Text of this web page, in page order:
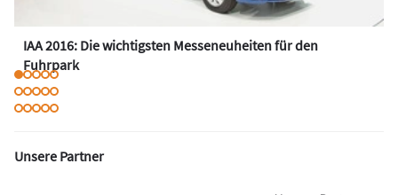
IAA 2016: Die wichtigsten Messeneuheiten für den
Fuhrpark
Unsere Partner